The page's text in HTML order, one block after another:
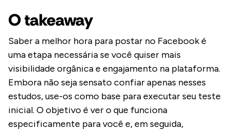
O takeaway
Saber a melhor hora para postar no Facebook é
uma etapa necessária se você quiser mais
visibilidade orgânica e engajamento na plataforma.
Embora não seja sensato confiar apenas nesses
estudos, use-os como base para executar seu teste
inicial. O objetivo é ver o que funciona
especificamente para você e, em seguida,